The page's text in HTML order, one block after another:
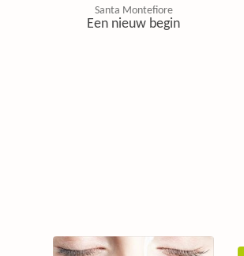
Santa Montefiore
Een nieuw begin